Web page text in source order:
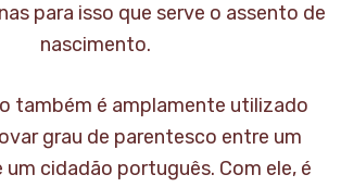
para isso que serve o assento de
nascimento.
também é amplamente utilizado
grau de parentesco entre um
um cidadão português. Com ele, é